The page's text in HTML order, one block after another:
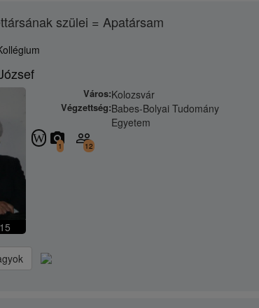
szülei = Apatársam
Város:Kolozsvár
Végzettség:Babes-Bolyai Tudomány
Egyetem
W camera_alt
1 people_outline
12